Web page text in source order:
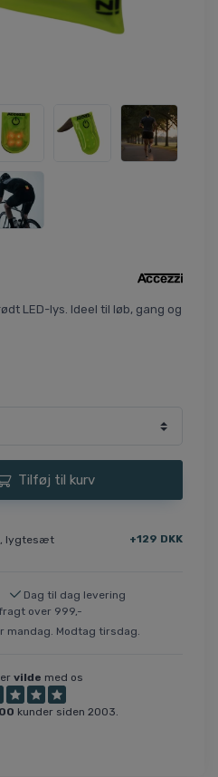
LED-lys. Ideel til løb, gang og
Tilføj til kurv
lygtesæt +129 DKK
Dag til dag levering
over 999,-
mandag. Modtag tirsdag.
vilde med os
kunder siden 2003.